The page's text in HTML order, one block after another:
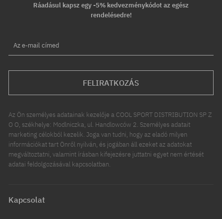
Ráadásul kapsz egy -5% kedvezménykódot az egész
rendelésedre!
Az e-mail címed
FELIRATKOZÁS
Az Ön személyes adatainak kezelője a COOL SPORT DISTRIBUTION SP Z
O O, székhelye: Modlniczka, ul. Handlowców 2. Személyes adatait
marketing célokból kezelik. Joga van tudni, hogy az eladó milyen
információkat tart Önről nyilván, és jogában áll ezeket az adatokat
megváltoztatni, valamint írásban kifejezésre juttatni egyet nem értését
adatai feldolgozásával kapcsolatban.
Kapcsolat